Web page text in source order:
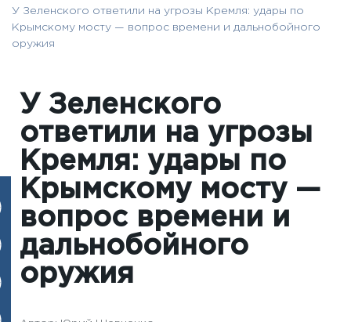
У Зеленского ответили на угрозы Кремля: удары по
Крымскому мосту — вопрос времени и дальнобойного
оружия
У Зеленского
ответили на угрозы
Кремля: удары по
Крымскому мосту —
вопрос времени и
дальнобойного
оружия